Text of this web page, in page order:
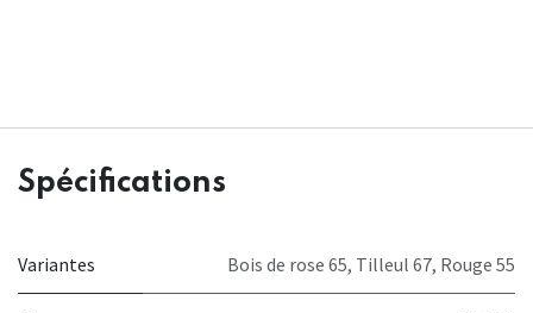
Spécifications
Variantes Bois de rose 65, Tilleul 67, Rouge 55